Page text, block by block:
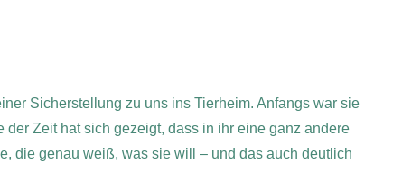
Sicherstellung zu uns ins Tierheim. Anfangs war sie
Zeit hat sich gezeigt, dass in ihr eine ganz andere
die genau weiß, was sie will – und das auch deutlich